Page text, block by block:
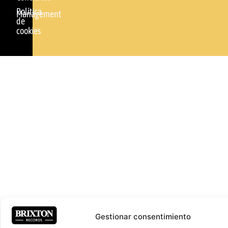
Gestionar consentimiento
Management
Política
de
cookies